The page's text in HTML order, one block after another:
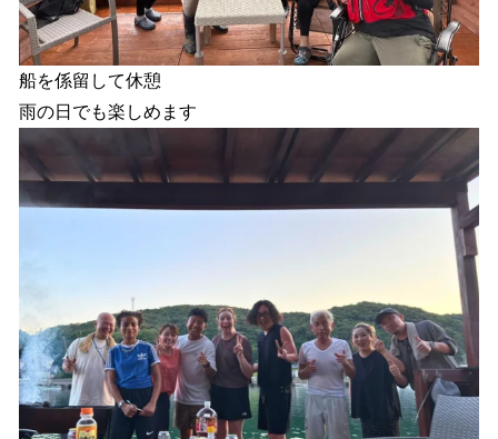
船を係留して休憩
雨の日でも楽しめます